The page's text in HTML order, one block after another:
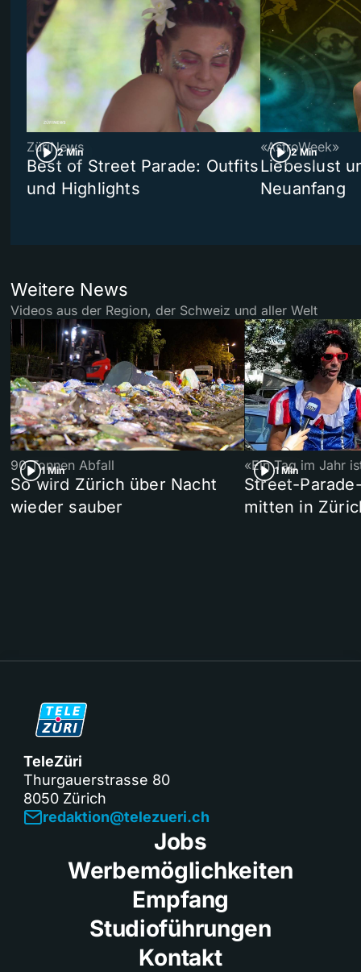
2 Min
ZüriNews
Best of Street Parade: Outfits
und Highlights
2 Min
«AstroWeek»
Liebeslust
Neuanfang
Weitere News
Videos aus der Region, der Schweiz und aller Welt
1 Min
90 Tonnen Abfall
So wird Zürich über Nacht
wieder sauber
1 Min
«Ein Tag im Jahr
Street-
mitten in
TeleZüri
Thurgauerstrasse 80
8050 Zürich
redaktion@telezueri.ch
Jobs
Werbemöglichkeiten
Empfang
Studioführungen
Kontakt